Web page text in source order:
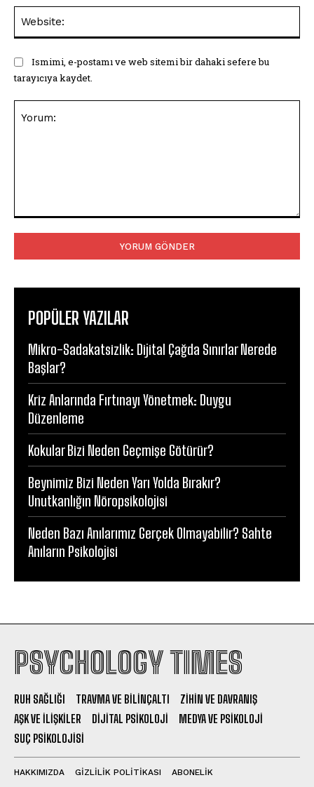
Ismimi, e-postamı ve web sitemi bir dahaki sefere bu
tarayıcıya kaydet.
POPÜLER YAZILAR
Mikro-Sadakatsizlik: Dijital Çağda Sınırlar Nerede
Başlar?
Kriz Anlarında Fırtınayı Yönetmek: Duygu
Düzenleme
Kokular Bizi Neden Geçmişe Götürür?
Beynimiz Bizi Neden Yarı Yolda Bırakır?
Unutkanlığın Nöropsikolojisi
Neden Bazı Anılarımız Gerçek Olmayabilir? Sahte
Anıların Psikolojisi
PSYCHOLOGY TIMES
RUH SAĞLIĞI TRAVMA VE BILINÇALTI
ZIHIN VE DAVRANIŞ
AŞK VE İLIŞKILER
DIJITAL PSIKOLOJI
MEDYA VE PSIKOLOJI
SUÇ PSIKOLOJISI
HAKKIMIZDA GIZLILIK POLITIKASI ABONELIK